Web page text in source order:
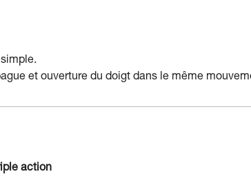
et ouverture du doigt dans le même
action